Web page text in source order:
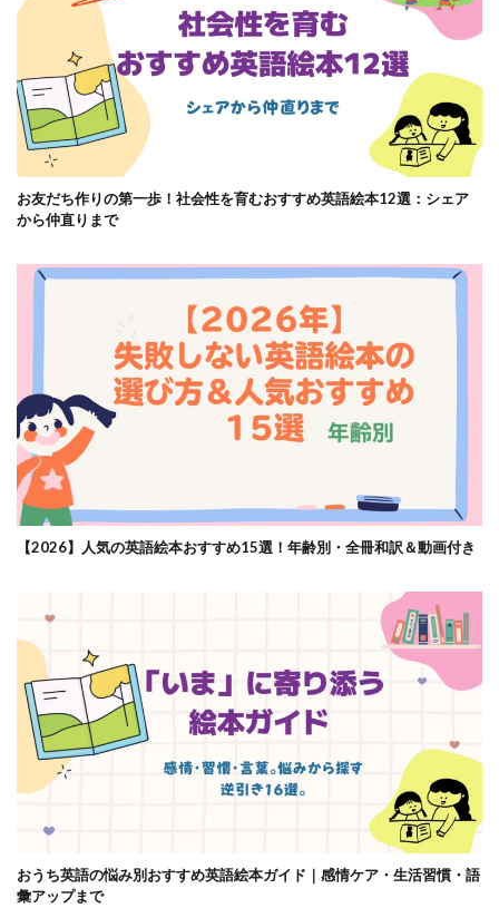
お友だち作りの第一歩！社会性を育むおすすめ英語絵本12選：シェア
から仲直りまで
【2026】人気の英語絵本おすすめ15選！年齢別・全冊和訳＆動画付き
おうち英語の悩み別おすすめ英語絵本ガイド｜感情ケア・生活習慣・語
彙アップまで